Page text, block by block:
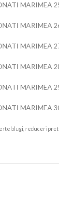
MARIMEA
MARIMEA
MARIMEA
MARIMEA
MARIMEA
MARIMEA
blugi, reduceri